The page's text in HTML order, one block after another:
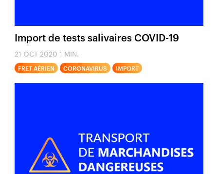
Import de tests salivaires COVID-19
21 OCT 2020 1 MIN.
FRET AÉRIEN CORONAVIRUS IMPORT